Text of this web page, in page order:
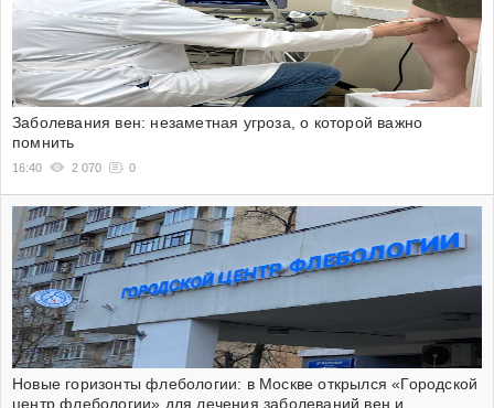
Заболевания вен: незаметная угроза, о которой важно
помнить
16:40 2 070 0
Новые горизонты флебологии: в Москве открылся «Городской
центр флебологии» для лечения заболеваний вен и